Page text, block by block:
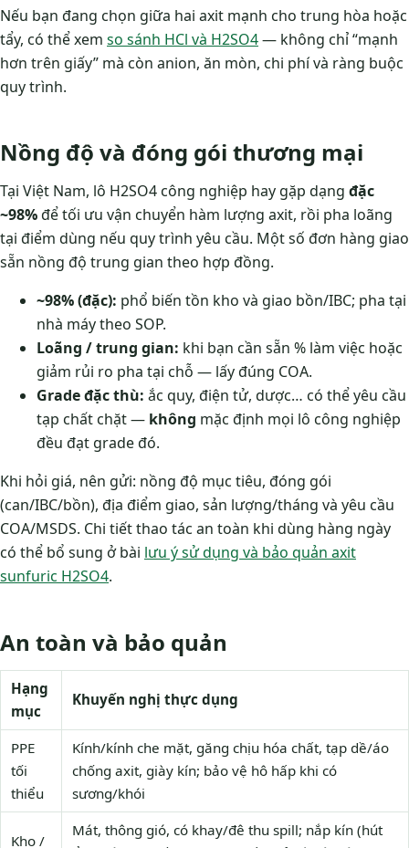
Nếu bạn đang chọn giữa hai axit mạnh cho trung hòa hoặc
tẩy, có thể xem so sánh HCl và H2SO4— không chỉ “mạnh
hơn trên giấy” mà còn anion, ăn mòn, chi phí và ràng buộc
quy trình.
Nồng độ và đóng gói thương mại
Tại Việt Nam, lô H2SO4 công nghiệp hay gặp dạng đặc
~98%để tối ưu vận chuyển hàm lượng axit, rồi pha loãng
tại điểm dùng nếu quy trình yêu cầu. Một số đơn hàng giao
sẵn nồng độ trung gian theo hợp đồng.
~98% (đặc): phổ biến tồn kho và giao bồn/IBC; pha tại
nhà máy theo SOP.
Loãng / trung gian: khi bạn cần sẵn % làm việc hoặc
giảm rủi ro pha tại chỗ — lấy đúng COA.
Grade đặc thù: ắc quy, điện tử, dược… có thể yêu cầu
tạp chất chặt — không mặc định mọi lô công nghiệp
đều đạt grade đó.
Khi hỏi giá, nên gửi: nồng độ mục tiêu, đóng gói
(can/IBC/bồn), địa điểm giao, sản lượng/tháng và yêu cầu
COA/MSDS. Chi tiết thao tác an toàn khi dùng hàng ngày
có thể bổ sung ở bài lưu ý sử dụng và bảo quản axit
sunfuric H2SO4.
An toàn và bảo quản
Hạng
mục
Khuyến nghị thực dụng
PPE
tối
thiểu
Kính/kính che mặt, găng chịu hóa chất, tạp dề/áo
chống axit, giày kín; bảo vệ hô hấp khi có
sương/khói
Kho /
Mát, thông gió, có khay/đê thu spill; nắp kín (hút